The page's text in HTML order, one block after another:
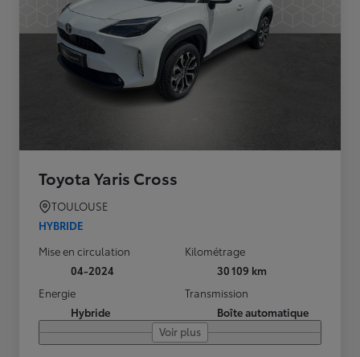
Toyota Yaris Cross
TOULOUSE
HYBRIDE
Mise en circulation
04-2024
Kilométrage
30 109 km
Energie
Hybride
Transmission
Boîte automatique
Voir plus